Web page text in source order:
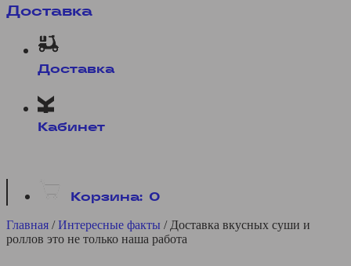
Доставка
Доставка
Кабинет
Корзина: 0
Главная / Интересные факты / Доставка вкусных суши и
роллов это не только наша работа